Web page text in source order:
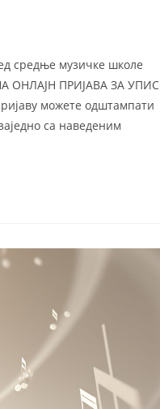
средње музичке школе
ОНЛАЈН ПРИЈАВА ЗА УПИС
можете одштампати
са наведеним